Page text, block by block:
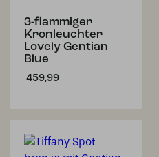
3-flammiger
Kronleuchter
Lovely Gentian
Blue
459,99